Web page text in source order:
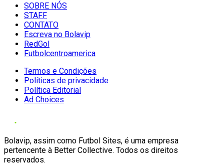
SOBRE NÓS
STAFF
CONTATO
Escreva no Bolavip
RedGol
Futbolcentroamerica
Termos e Condições
Políticas de privacidade
Política Editorial
Ad Choices
Bolavip, assim como Futbol Sites, é uma empresa
pertencente à Better Collective. Todos os direitos
reservados.